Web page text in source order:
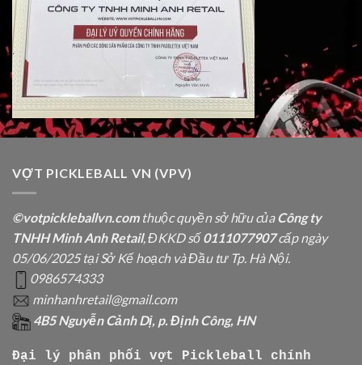
VỢT PICKLEBALL VN (VPV)
©votpickleballvn.comthuộc quyền sở hữu củaCông ty
TNHH Minh Anh Retail, ĐKKD số0111077907cấp ngày
05/06/2025 tại Sở Kế hoạch và Đầu tư Tp. Hà Nội.
0986574333
minhanhretail@gmail.com
4B5 Nguyễn Cảnh Dị, p. Định Công, HN
Đại lý phân phối vợt Pickleball chính